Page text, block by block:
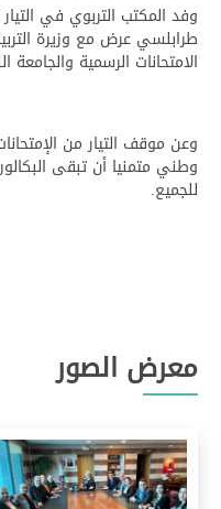
وفد المكتب التربوي في التيار
طرابلسي عرض مع وزيرة
الامتحانات الرسمية والجامعة
وعن موقف التيار من
وطني متمنيا أن تبقى
للجميع.
معرض الصور